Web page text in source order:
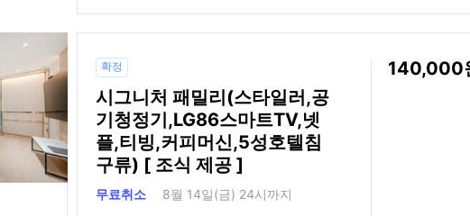
확정
시그니처 패밀리(스타일러,공
기청정기,LG86스마트TV,넷
플,티빙,커피머신,5성호텔침
구류) [ 조식 제공 ]
무료취소 8월 14일(금) 24시까지
140,000